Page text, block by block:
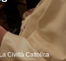
Civiltà Cattolica